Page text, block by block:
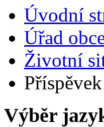
Úvodní
Úřad
Životní
Výběr